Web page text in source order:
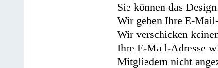
Sie können das
Wir geben Ihre E-
Wir verschicken
Ihre E-Mail-Adresse
Mitgliedern nicht